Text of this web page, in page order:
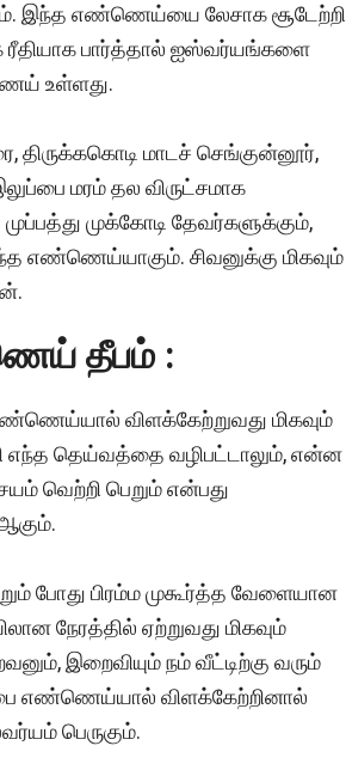
இந்த எண்ணெய்யை லேசாக சூடேற்றி
ரீதியாக பார்த்தால் ஐஸ்வர்யங்களை
உள்ளது.
திருக்ககொடி மாடச் செங்குன்னூர்,
மரம் தல விருட்சமாக
முக்கோடி தேவர்களுக்கும்,
எண்ணெய்யாகும். சிவனுக்கு மிகவும்
தீபம் :
விளக்கேற்றுவது மிகவும்
எந்த தெய்வத்தை வழிபட்டாலும், என்ன
வெற்றி பெறும் என்பது
போது பிரம்ம முகூர்த்த வேளையான
நேரத்தில் ஏற்றுவது மிகவும்
இறைவியும் நம் வீட்டிற்கு வரும்
எண்ணெய்யால் விளக்கேற்றினால்
பெருகும்.